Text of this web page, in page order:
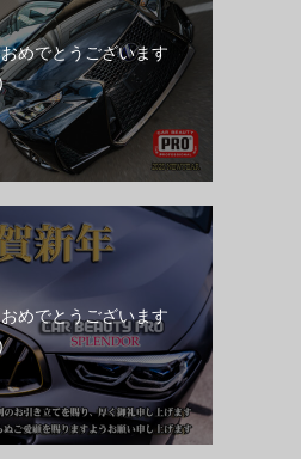
めでとうございます
めでとうございます